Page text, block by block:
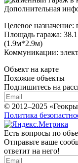
Дополнительная
Целевое назначение:
Площадь гаража:
(1.9м*2.9м)
Коммуникации:
Объект на карте
Похожие объекты
Подпишитесь на
© 2012–2025
Политика
Есть вопросы по
Отправьте ваше
ответит на него!